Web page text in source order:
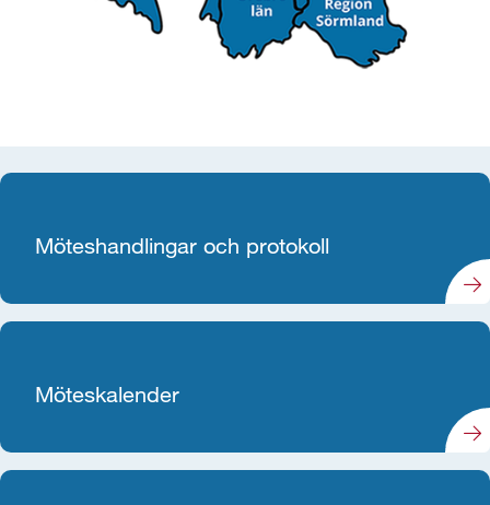
Möteshandlingar och protokoll
Möteskalender